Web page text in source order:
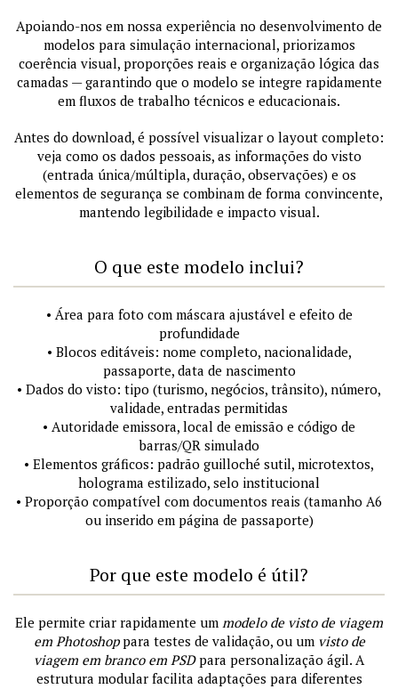
Apoiando-nos em nossa experiência no desenvolvimento de
modelos para simulação internacional, priorizamos
coerência visual, proporções reais e organização lógica das
camadas — garantindo que o modelo se integre rapidamente
em fluxos de trabalho técnicos e educacionais.
Antes do download, é possível visualizar o layout completo:
veja como os dados pessoais, as informações do visto
(entrada única/múltipla, duração, observações) e os
elementos de segurança se combinam de forma convincente,
mantendo legibilidade e impacto visual.
O que este modelo inclui?
• Área para foto com máscara ajustável e efeito de
profundidade
• Blocos editáveis: nome completo, nacionalidade,
passaporte, data de nascimento
• Dados do visto: tipo (turismo, negócios, trânsito), número,
validade, entradas permitidas
• Autoridade emissora, local de emissão e código de
barras/QR simulado
• Elementos gráficos: padrão guilloché sutil, microtextos,
holograma estilizado, selo institucional
• Proporção compatível com documentos reais (tamanho A6
ou inserido em página de passaporte)
Por que este modelo é útil?
Ele permite criar rapidamente um modelo de visto de viagem
em Photoshoppara testes de validação, ou um visto de
viagem em branco em PSDpara personalização ágil. A
estrutura modular facilita adaptações para diferentes